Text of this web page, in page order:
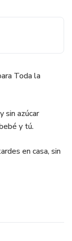
Toda la
sin azúcar
y tú.
en casa, sin